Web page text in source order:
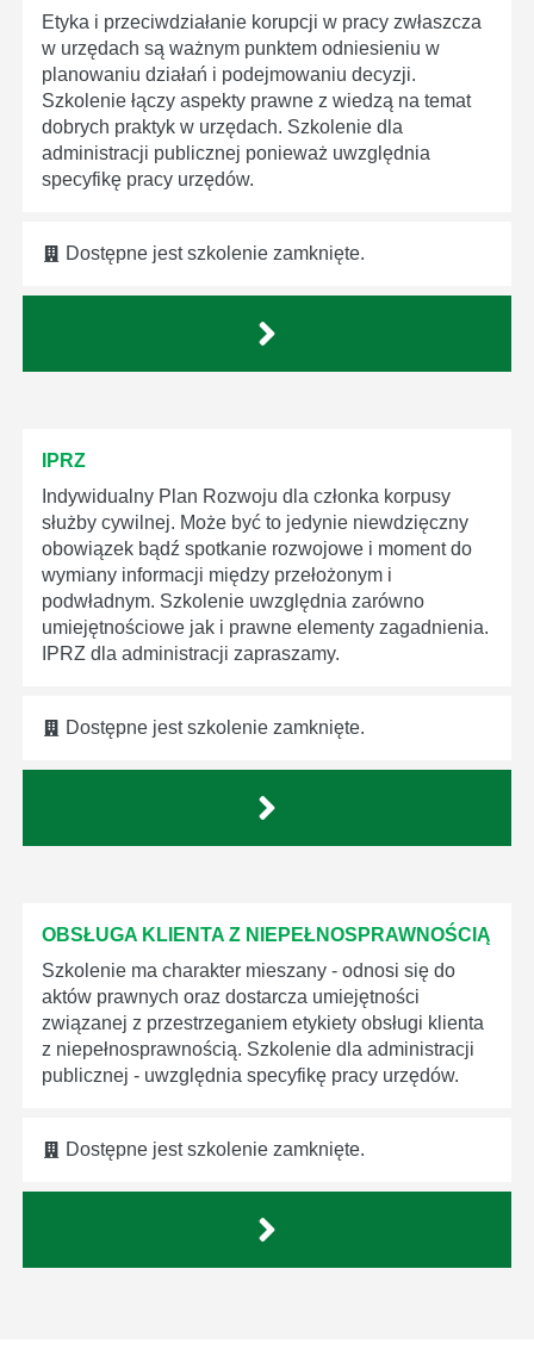
Etyka i przeciwdziałanie korupcji w pracy zwłaszcza
w urzędach są ważnym punktem odniesieniu w
planowaniu działań i podejmowaniu decyzji.
Szkolenie łączy aspekty prawne z wiedzą na temat
dobrych praktyk w urzędach. Szkolenie dla
administracji publicznej ponieważ uwzględnia
specyfikę pracy urzędów.
Dostępne jest szkolenie zamknięte.
IPRZ
Indywidualny Plan Rozwoju dla członka korpusy
służby cywilnej. Może być to jedynie niewdzięczny
obowiązek bądź spotkanie rozwojowe i moment do
wymiany informacji między przełożonym i
podwładnym. Szkolenie uwzględnia zarówno
umiejętnościowe jak i prawne elementy zagadnienia.
IPRZ dla administracji zapraszamy.
Dostępne jest szkolenie zamknięte.
OBSŁUGA KLIENTA Z NIEPEŁNOSPRAWNOŚCIĄ
Szkolenie ma charakter mieszany - odnosi się do
aktów prawnych oraz dostarcza umiejętności
związanej z przestrzeganiem etykiety obsługi klienta
z niepełnosprawnością. Szkolenie dla administracji
publicznej - uwzględnia specyfikę pracy urzędów.
Dostępne jest szkolenie zamknięte.